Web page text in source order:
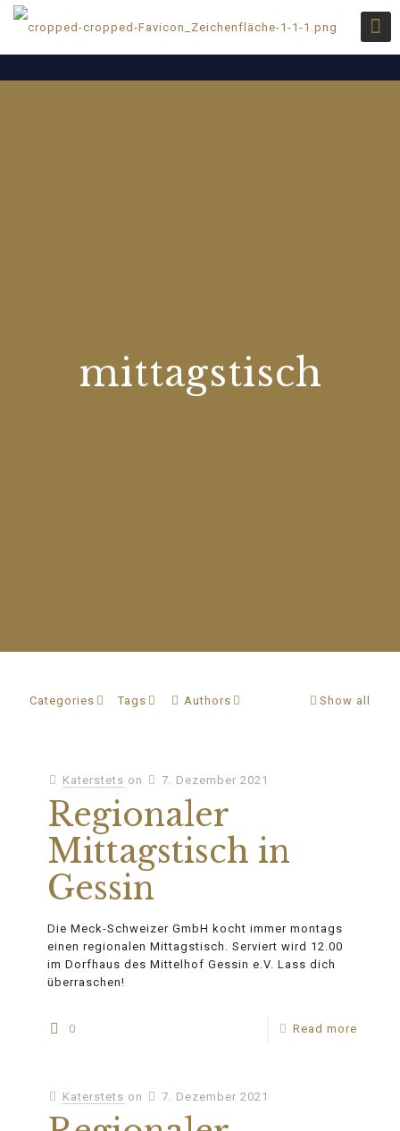
mittagstisch
Categories Tags Authors Show all
Katerstets on 7. Dezember 2021
Regionaler
Mittagstisch in
Gessin
Die Meck-Schweizer GmbH kocht immer montags
einen regionalen Mittagstisch. Serviert wird 12.00
im Dorfhaus des Mittelhof Gessin e.V. Lass dich
überraschen!
0 Read more
Katerstets on 7. Dezember 2021